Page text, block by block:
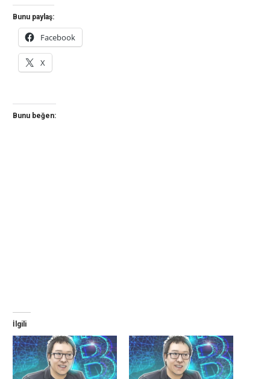
Bunu paylaş:
Facebook
X
Bunu beğen:
İlgili